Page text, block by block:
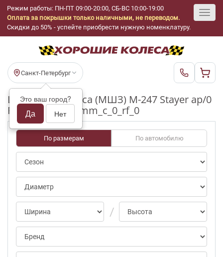
Режим работы: ПН-ПТ 09:00-20:00, СБ-ВС 10:00-19:00
Оплата за покрышки только наличными, не переводом.
Скидки до 50% - успейте приобрести нужную номенклатуру.
Санкт-Петербург
Это ваш город?
Да Нет
Шины бу Taganca (МШЗ) M-247 Stayer ap/0
R15_205_65_7-8mm_c_0_rf_0
По размерам По автомобилю